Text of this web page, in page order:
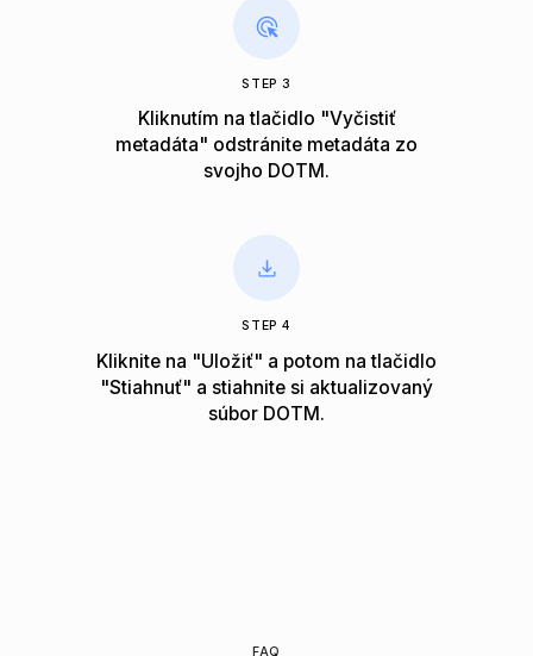
STEP 3
Kliknutím na tlačidlo "Vyčistiť
metadáta" odstránite metadáta zo
svojho DOTM.
STEP 4
Kliknite na "Uložiť" a potom na tlačidlo
"Stiahnuť" a stiahnite si aktualizovaný
súbor DOTM.
FAQ